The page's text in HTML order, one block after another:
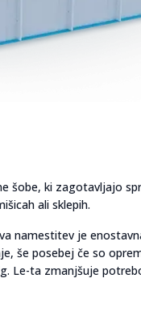
šobe, ki zagotavljajo
ali sklepih.
namestitev je
še posebej če so
Le-ta zmanjšuje